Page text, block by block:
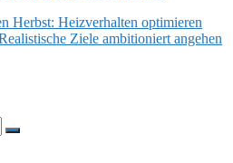
Herbst: Heizverhalten optimieren
Ziele ambitioniert angehen